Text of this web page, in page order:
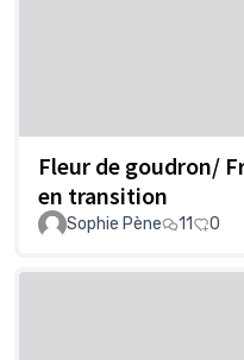
Fleur de goudron/
en transition
Sophie Pène 11 0